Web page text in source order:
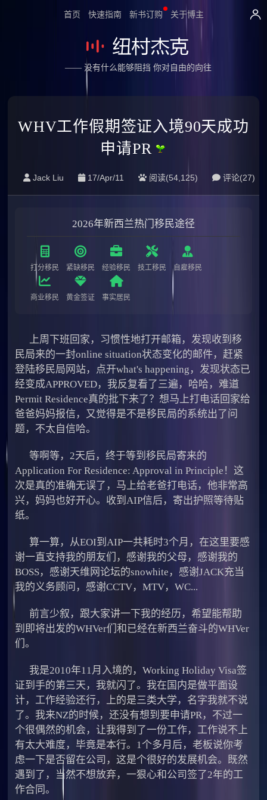
首页 快速指南 新书订购 关于博主
—— 没有什么能够阻挡 你对自由的向往
WHV工作假期签证入境90天成功
申请PR
Jack Liu 17/Apr/11 阅读(54,125) 评论(27)
2026年新西兰热门移民途径
打分移民 紧缺移民 经验移民 技工移民 自雇移民
商业移民 黄金签证 事实居民
上周下班回家，习惯性地打开邮箱，发现收到移
民局来的一封online situation状态变化的邮件，赶紧
登陆移民局网站，点开what's happening，发现状态已
经变成APPROVED，我反复看了三遍，哈哈，难道
Permit Residence真的批下来了？想马上打电话回家给
爸爸妈妈报信，又觉得是不是移民局的系统出了问
题，不太自信哈。
等啊等，2天后，终于等到移民局寄来的
Application For Residence: Approval in Principle！这
次是真的准确无误了，马上给老爸打电话，他非常高
兴，妈妈也好开心。收到AIP信后，寄出护照等待贴
纸。
算一算，从EOI到AIP一共耗时3个月，在这里要感
谢一直支持我的朋友们，感谢我的父母，感谢我的
BOSS，感谢天维网论坛的snowhite，感谢JACK充当
我的义务顾问，感谢CCTV，MTV，WC...
前言少叙，跟大家讲一下我的经历，希望能帮助
到即将出发的WHVer们和已经在新西兰奋斗的WHVer
们。
我是2010年11月入境的，Working Holiday Visa签
证到手的第三天，我就闪了。我在国内是做平面设
计，工作经验还行，上的是三类大学，名字我就不说
了。我来NZ的时候，还没有想到要申请PR，不过一
个很偶然的机会，让我得到了一份工作，工作说不上
有太大难度，毕竟是本行。1个多月后，老板说你考
虑一下是否留在公司，这是个很好的发展机会。既然
遇到了，当然不想放弃，一狠心和公司签了2年的工
作合同。